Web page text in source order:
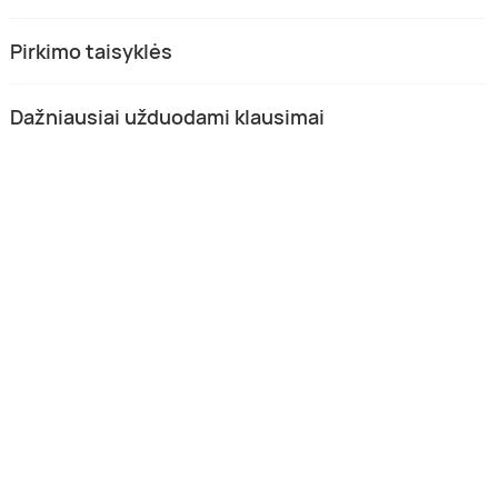
Pirkimo taisyklės
Dažniausiai užduodami klausimai